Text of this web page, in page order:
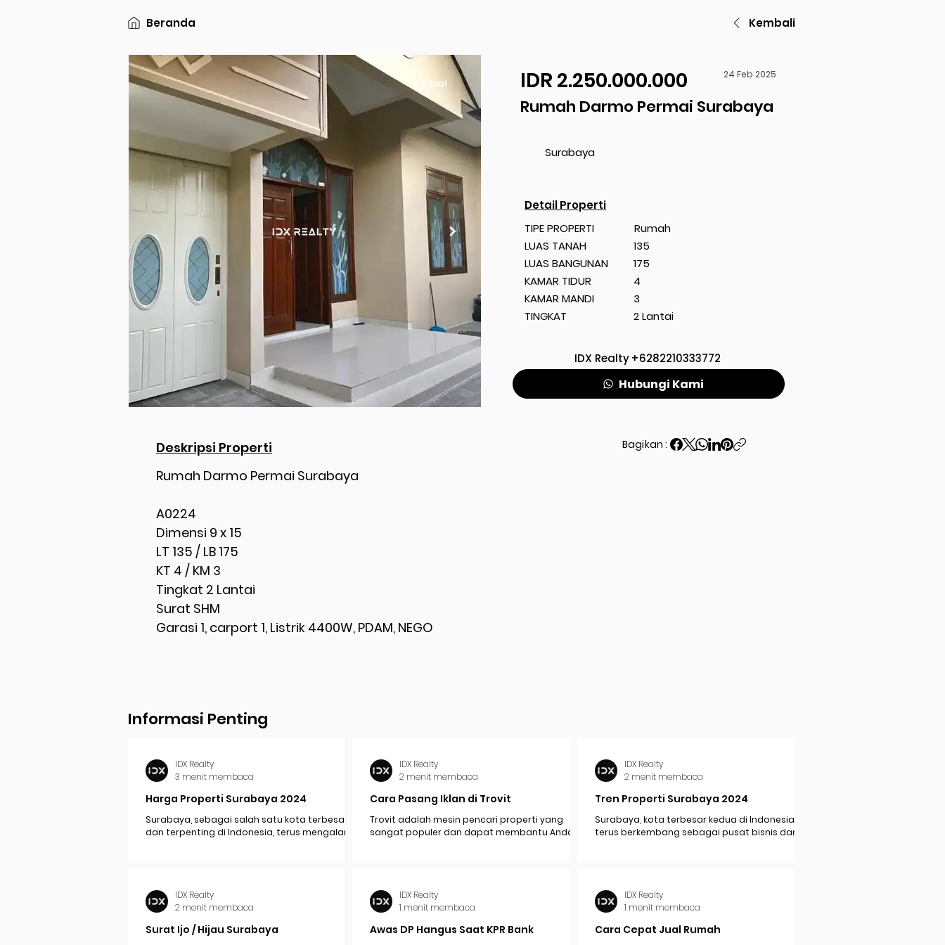
Beranda Kembali
Dijual IDR 2.250.000.000 24 Feb 2025
Rumah Darmo Permai Surabaya
Surabaya
Detail Properti
TIPE PROPERTI
LUAS TANAH
LUAS BANGUNAN
KAMAR TIDUR
KAMAR MANDI
TINGKAT
Rumah
135
175
4
3
2 Lantai
IDX Realty+6282210333772
Hubungi Kami
Deskripsi Properti Bagikan :
Rumah Darmo Permai Surabaya
A0224
Dimensi 9 x 15
LT 135 / LB 175
KT 4 / KM 3
Tingkat 2 Lantai
Surat SHM
Garasi 1, carport 1, Listrik 4400W, PDAM, NEGO
Informasi Penting
Harga Properti Surabaya 2024
Surabaya, sebagai salah satu kota terbesar
dan terpenting di Indonesia, terus mengalami
IDX Realty
3 menit membaca
Cara Pasang Iklan di Trovit
Trovit adalah mesin pencari properti yang
sangat populer dan dapat membantu Anda
IDX Realty
2 menit membaca
Tren Properti Surabaya 2024
Surabaya, kota terbesar kedua di Indonesia,
terus berkembang sebagai pusat bisnis dan
IDX Realty
2 menit membaca
Surat Ijo / Hijau Surabaya
IDX Realty
2 menit membaca
Awas DP Hangus Saat KPR Bank
IDX Realty
1 menit membaca
Cara Cepat Jual Rumah
IDX Realty
1 menit membaca